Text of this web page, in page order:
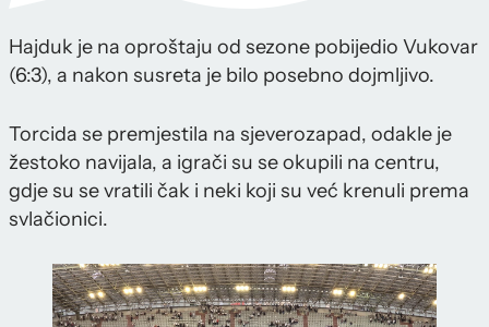
Hajduk je na oproštaju od sezone pobijedio Vukovar
(6:3), a nakon susreta je bilo posebno dojmljivo.
Torcida se premjestila na sjeverozapad, odakle je
žestoko navijala, a igrači su se okupili na centru,
gdje su se vratili čak i neki koji su već krenuli prema
svlačionici.